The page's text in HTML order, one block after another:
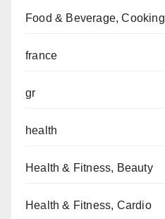
Food & Beverage, Cooking
france
gr
health
Health & Fitness, Beauty
Health & Fitness, Cardio